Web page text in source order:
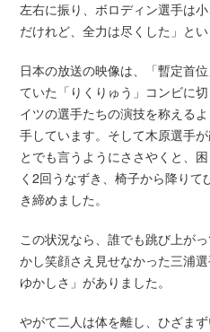
左右に振り、ボロディン選手は
だけれど、全力は尽くした」とい
日本の放送の映像は、「暫定首
ていた「りくりゅう」コンビに
イツの選手たちの演技を称える
手しています。そして木原選手
とでも言うようにささやくと、
く2回うなずき、椅子から降り
き締めました。
この状況なら、誰でも跳び上が
かし笑顔さえ見せなかった三浦
ゆかしさ」がありました。
やがて二人は体を離し、ひざま